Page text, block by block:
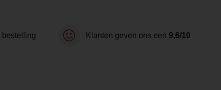
bestelling Klanten geven ons een 9,6/10